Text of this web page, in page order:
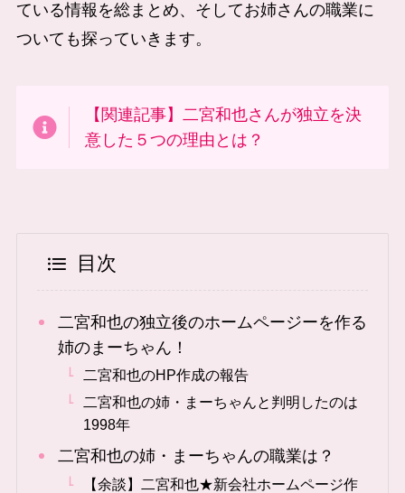
ている情報を総まとめ、そしてお姉さんの職業に
ついても探っていきます。
【関連記事】二宮和也さんが独立を決
意した５つの理由とは ？
目次
二宮和也の独立後のホームページーを作る
姉のまーちゃん！
二宮和也のHP作成の報告
二宮和也の姉・まーちゃんと判明したのは
1998年
二宮和也の姉・まーちゃんの職業は？
【余談】二宮和也★新会社ホームページ作